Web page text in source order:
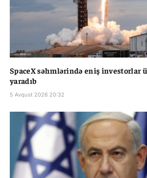
SpaceX səhmlərində eniş investorlar
yaradıb
5 Avqust 2026 20:32